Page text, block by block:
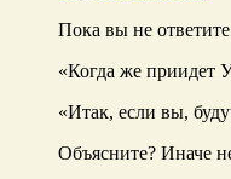
Пока вы не
«Когда же приидет
«Итак, если вы,
Объясните? Иначе